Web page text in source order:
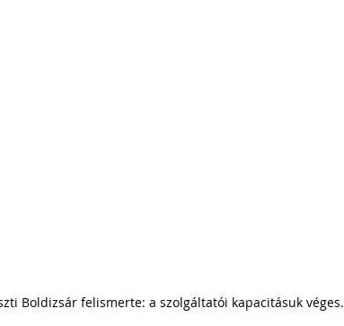
Boldizsár felismerte: a szolgáltatói kapacitásuk véges.